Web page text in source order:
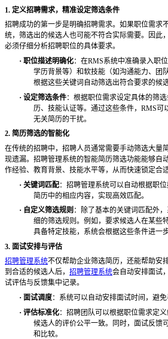
1. 定义招聘需求，精准设定筛选条件
招聘成功的第一步是明确招聘需求。如果职位需求
统，筛选出的候选人也可能不符合实际需要。因此
必须仔细分析招聘职位的具体要求。
· 职位描述明确化：在RMS系统中准确录入职
学历背景等）和软技能（如沟通能力、团
根据这些关键词自动筛选出符合要求的候选
· 设定筛选条件：根据职位需求设定具体的筛
历、技能认证等。通过这些条件， RMS可
无关简历的干扰。
2. 简历筛选的智能化
在传统的招聘中，招聘人员通常需要手动筛选大量
现遗漏。招聘管理系统的智能简历筛选功能能够自
作经验、教育背景、技能水平等，从而快速锁定合
· 关键词匹配：招聘管理系统可以自动根据职
简历中的相应内容，实现高效匹配。
· 自定义筛选规则 ：除了基本的关键词匹配外
细的筛选规则。例如，要求候选人在某些
具备特定技能，系统会根据这些条件进一
3. 面试安排与评估
招聘管理系统不仅帮助企业筛选简历，还能帮助安
到合适的候选人后， 招聘管理系统会自动安排面试
试评估与反馈集中记录。
· 面试调度：系统可以自动安排面试时间，避免
· 评估标准化：招聘团队可以根据职位需求定
候选人的评价公平一致。同时，面试反馈
和比较。